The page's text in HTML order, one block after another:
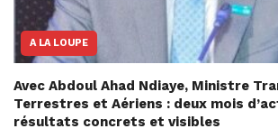
A LA LOUPE
Avec Abdoul Ahad Ndiaye, Ministre
Terrestres et Aériens : deux mois
résultats concrets et visibles